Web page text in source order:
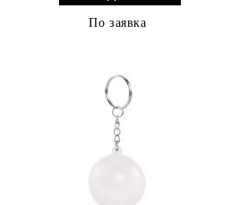
По заявка